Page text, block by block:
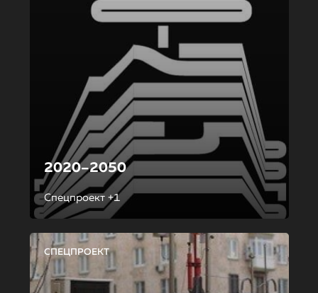
2020–2050
Спецпроект +1
СПЕЦПРОЕКТ